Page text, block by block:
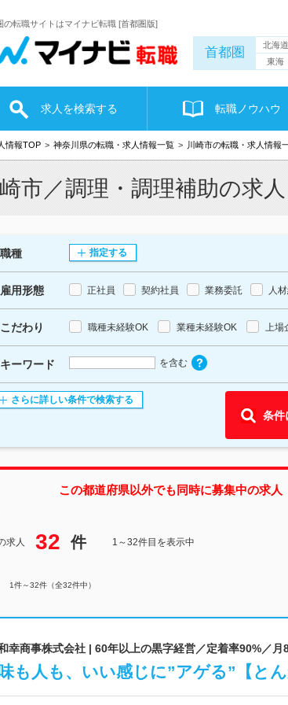
の転職サイトはマイナビ転職 [首都圏版]
首都圏 北海道
東海
求人を検索する 転職ノウハウ
情報TOP 神奈川県の転職・求人情報一覧 川崎市の転職・求人情報
市／調理・調理補助の求
職種 指定する
雇用形態 正社員 契約社員 業務委託 人
こだわり 職種未経験OK 業種未経験OK 上場
キーワード を含む
さらに詳しい条件で検索する
条件
この都道府県以外でも同時に募集中の求人
求人 32 件 1～32件目を表示中
1件～32件（全32件中）
幸商事株式会社 | 60年以上の黒字経営／定着率90%／月
味も人も、いい感じに”アゲる”【と